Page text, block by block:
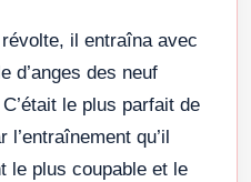
il entraîna avec
d’anges des neuf
le plus parfait de
qu’il
le plus coupable et le